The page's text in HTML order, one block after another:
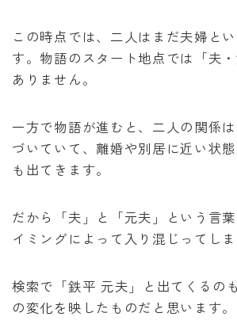
この時点では、二人はまだ夫婦と
す。物語のスタート地点では「夫
ありません。
一方で物語が進むと、二人の関係
づいていて、離婚や別居に近い状
も出てきます。
だから「夫」と「元夫」という言
イミングによって入り混じってしま
検索で「鉄平 元夫」と出てくるの
の変化を映したものだと思います。